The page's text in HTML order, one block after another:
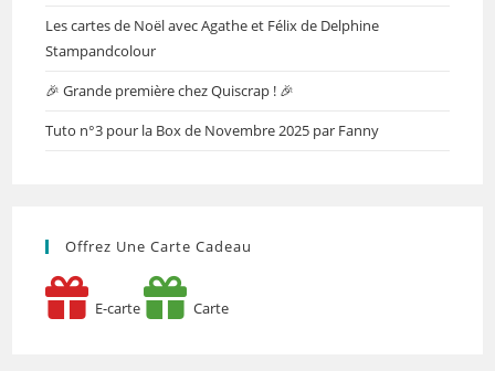
Les cartes de Noël avec Agathe et Félix de Delphine
Stampandcolour
🎉 Grande première chez Quiscrap ! 🎉
Tuto n°3 pour la Box de Novembre 2025 par Fanny
Offrez Une Carte Cadeau
E-carte Carte